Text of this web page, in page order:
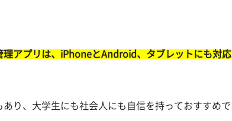
理アプリは、iPhoneとAndroid、タブレットにも対応
り、大学生にも社会人にも自信を持っておすすめで